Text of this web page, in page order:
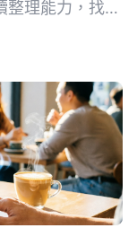
整理能力，找出